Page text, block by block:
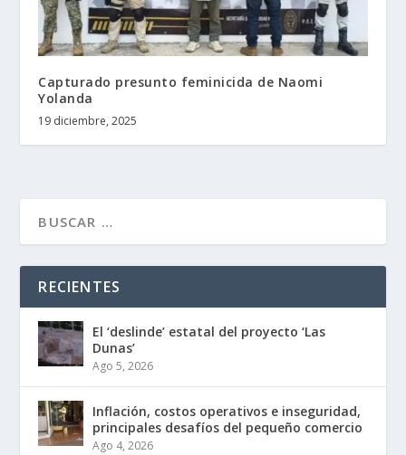
Capturado presunto feminicida de Naomi
Yolanda
19 diciembre, 2025
RECIENTES
El ‘deslinde’ estatal del proyecto ‘Las
Dunas’
Ago 5, 2026
Inflación, costos operativos e inseguridad,
principales desafíos del pequeño comercio
Ago 4, 2026